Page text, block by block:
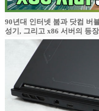
90년대 인터넷 붐과 닷컴 버
성기, 그리고 x86 서버의 등